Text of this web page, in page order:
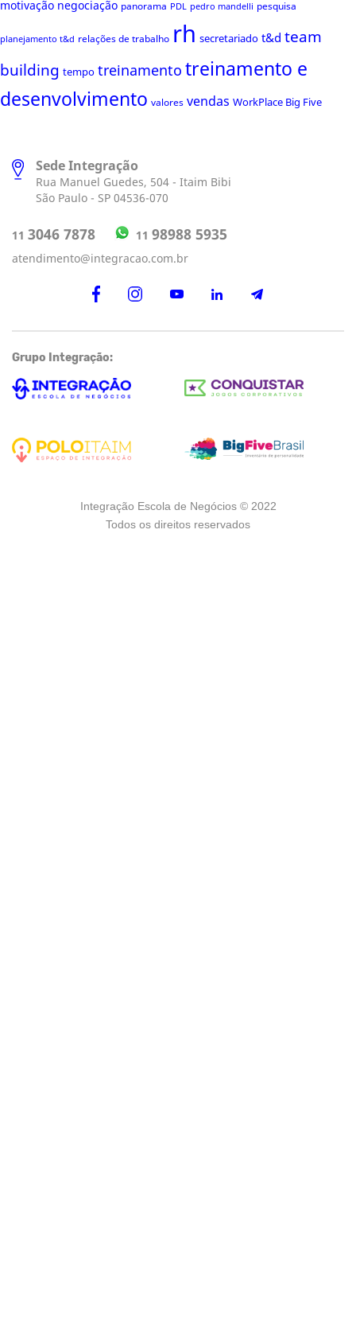
motivação negociação panorama PDL pedro mandelli pesquisa
planejamento t&d relações de trabalho rh secretariado t&d team
building tempo treinamentotreinamento e
desenvolvimento valores vendas WorkPlace Big Five
Sede Integração
Rua Manuel Guedes, 504 - Itaim Bibi
São Paulo - SP 04536-070
11 3046 7878 11 98988 5935
atendimento@integracao.com.br
Grupo Integração:
Integração Escola de Negócios © 2022
Todos os direitos reservados